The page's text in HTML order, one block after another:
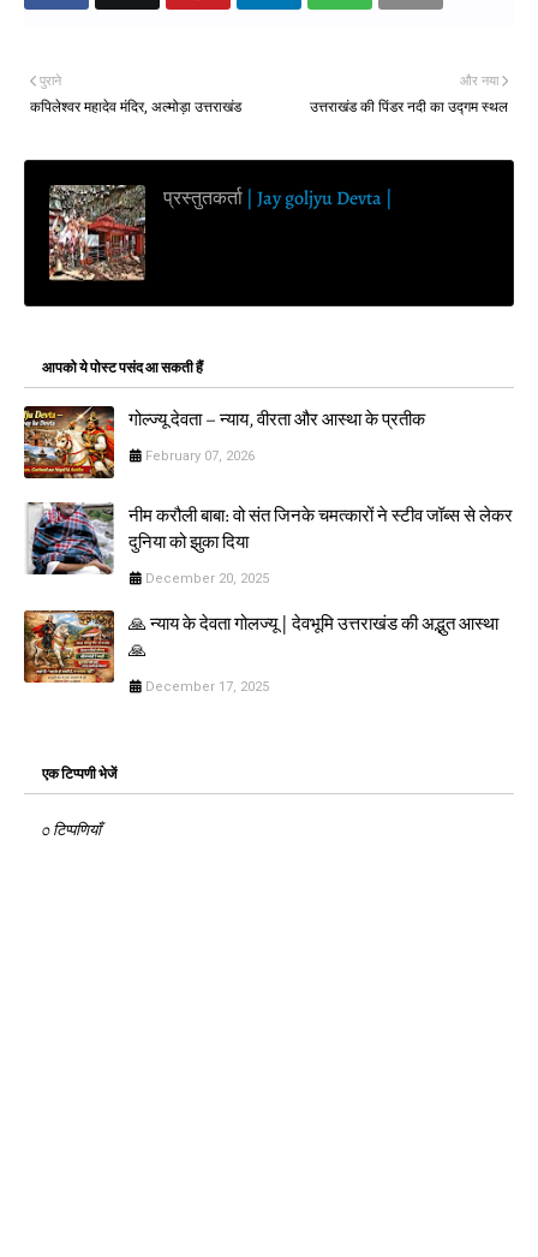
और नया
उत्तराखंड की पिंडर नदी का उद्गम स्थल
पुराने
कपिलेश्वर महादेव मंदिर, अल्मोड़ा उत्तराखंड
प्रस्तुतकर्ता | Jay goljyu Devta |
आपको ये पोस्ट पसंद आ सकती हैं
गोल्ज्यू देवता – न्याय, वीरता और आस्था के प्रतीक
February 07, 2026
नीम करौली बाबा: वो संत जिनके चमत्कारों ने स्टीव जॉब्स से लेकर
दुनिया को झुका दिया
December 20, 2025
🙏 न्याय के देवता गोलज्यू | देवभूमि उत्तराखंड की अद्भुत आस्था
🙏
December 17, 2025
एक टिप्पणी भेजें
0 टिप्पणियाँ